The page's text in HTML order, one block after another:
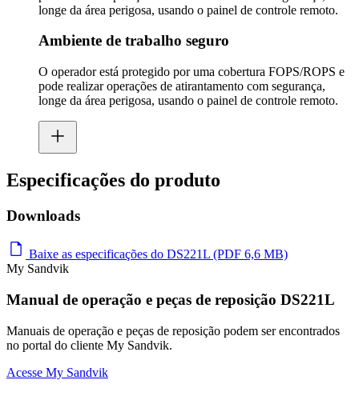
longe da área perigosa, usando o painel de controle remoto.
Ambiente de trabalho seguro
O operador está protegido por uma cobertura FOPS/ROPS e
pode realizar operações de atirantamento com segurança,
longe da área perigosa, usando o painel de controle remoto.
Especificações do produto
Downloads
Baixe as especificações do DS221L (PDF 6,6 MB)
My Sandvik
Manual de operação e peças de reposição DS221L
Manuais de operação e peças de reposição podem ser encontrados
no portal do cliente My Sandvik.
Acesse My Sandvik